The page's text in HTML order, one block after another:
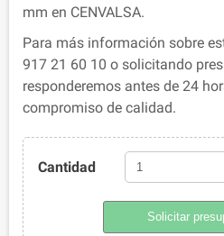
mm en CENVALSA.
Para más información sobre
917 21 60 10 o solicitando
responderemos antes de 24
compromiso de calidad.
Cantidad
Solicitar